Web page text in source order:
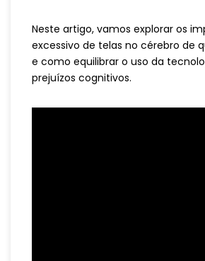
Neste artigo, vamos explorar os
excessivo de telas no cérebro de
e como equilibrar o uso da
prejuízos cognitivos.